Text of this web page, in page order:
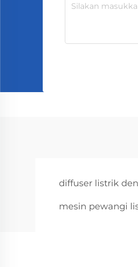
diffuser listrik
mesin pewangi